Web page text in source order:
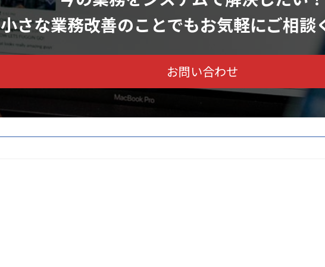
小さな業務改善のことでもお気軽にご相談
お問い合わせ